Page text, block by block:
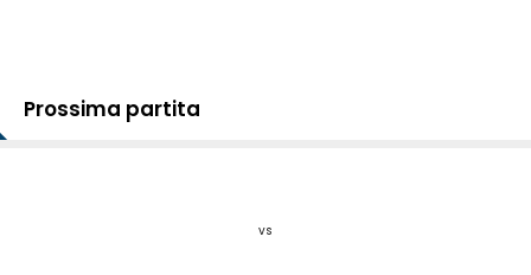
Prossima partita
vs